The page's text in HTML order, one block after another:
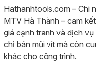
Hathanhtools.com – Chi
MTV Hà Thành – cam
giá cạnh tranh và dịch
chỉ bán mũi vít mà còn
khác cho công trình.